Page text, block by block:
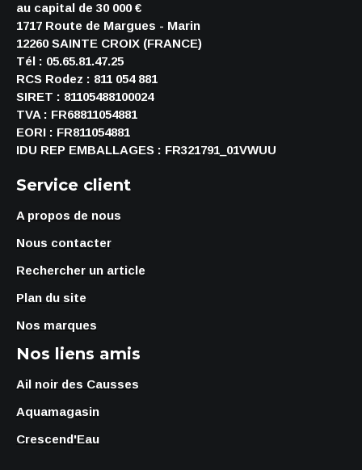
au capital de 30 000 €
1717 Route de Margues - Marin
12260 SAINTE CROIX (FRANCE)
Tél : 05.65.81.47.25
RCS Rodez : 811 054 881
SIRET : 81105488100024
TVA : FR68811054881
EORI : FR811054881
IDU REP EMBALLAGES : FR321791_01VWUU
Service client
A propos de nous
Nous contacter
Rechercher un article
Plan du site
Nos marques
Nos liens amis
Ail noir des Causses
Aquamagasin
Crescend'Eau